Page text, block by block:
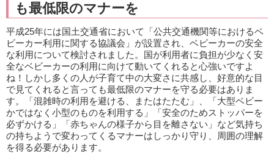
も最低限のマナーを
平成25年には国土交通省において「公共交通機関等におけるベ
ビーカー利用に関する協議会」が設置され、ベビーカーの安全
な利用について検討されました。国が利用者に負担が少なく安
全なベビーカーの利用に向けて動いてくれると心強いですよ
ね！しかし多くの人が子育て中の大変さに共感し、好意的な目
で見てくれると言っても最低限のマナーを守る必要はありま
す。「混雑時の利用を避ける、またはたたむ」、「大型ベビー
かではなく小型のものを利用する」「安全のためストッパーを
必ずかける」「赤ちゃんの様子から目を離さない」など気持ち
の持ちようで変わってくるマナーはしっかり守り、周囲の理解
を得る必要があります。